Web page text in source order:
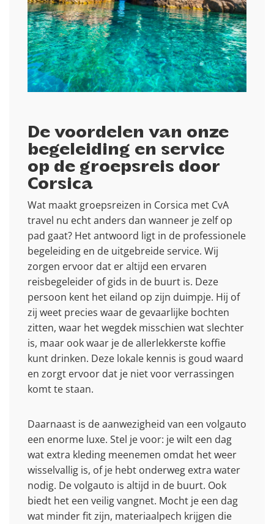
De voordelen van onze
begeleiding en service
op de groepsreis door
Corsica
Wat maakt groepsreizen in Corsica met CvA
travel nu echt anders dan wanneer je zelf op
pad gaat? Het antwoord ligt in de professionele
begeleiding en de uitgebreide service. Wij
zorgen ervoor dat er altijd een ervaren
reisbegeleider of gids in de buurt is. Deze
persoon kent het eiland op zijn duimpje. Hij of
zij weet precies waar de gevaarlijke bochten
zitten, waar het wegdek misschien wat slechter
is, maar ook waar je de allerlekkerste koffie
kunt drinken. Deze lokale kennis is goud waard
en zorgt ervoor dat je niet voor verrassingen
komt te staan.
Daarnaast is de aanwezigheid van een volgauto
een enorme luxe. Stel je voor: je wilt een dag
wat extra kleding meenemen omdat het weer
wisselvallig is, of je hebt onderweg extra water
nodig. De volgauto is altijd in de buurt. Ook
biedt het een veilig vangnet. Mocht je een dag
wat minder fit zijn, materiaalpech krijgen die